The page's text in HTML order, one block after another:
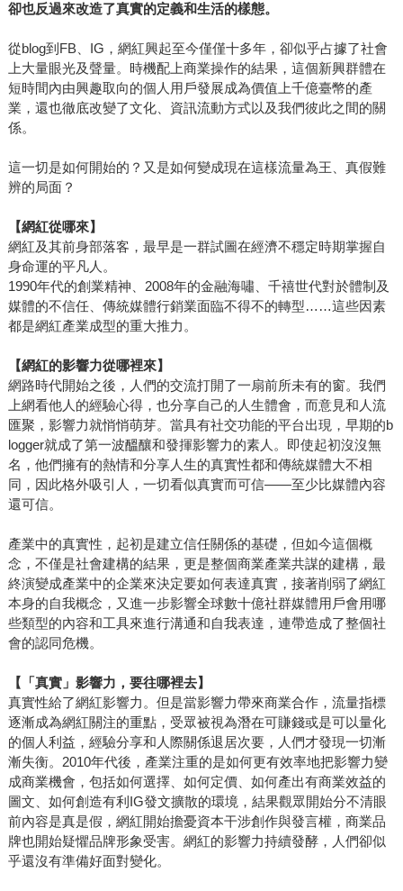
卻也反過來改造了真實的定義和生活的樣態。
從blog到FB、IG，網紅興起至今僅僅十多年，卻似乎占據了社會
上大量眼光及聲量。時機配上商業操作的結果，這個新興群體在
短時間內由興趣取向的個人用戶發展成為價值上千億臺幣的產
業，還也徹底改變了文化、資訊流動方式以及我們彼此之間的關
係。
這一切是如何開始的？又是如何變成現在這樣流量為王、真假難
辨的局面？
【網紅從哪來】
網紅及其前身部落客，最早是一群試圖在經濟不穩定時期掌握自
身命運的平凡人。
1990年代的創業精神、2008年的金融海嘯、千禧世代對於體制及
媒體的不信任、傳統媒體行銷業面臨不得不的轉型……這些因素
都是網紅產業成型的重大推力。
【網紅的影響力從哪裡來】
網路時代開始之後，人們的交流打開了一扇前所未有的窗。我們
上網看他人的經驗心得，也分享自己的人生體會，而意見和人流
匯聚，影響力就悄悄萌芽。當具有社交功能的平台出現，早期的b
logger就成了第一波醞釀和發揮影響力的素人。即使起初沒沒無
名，他們擁有的熱情和分享人生的真實性都和傳統媒體大不相
同，因此格外吸引人，一切看似真實而可信——至少比媒體內容
還可信。
產業中的真實性，起初是建立信任關係的基礎，但如今這個概
念，不僅是社會建構的結果，更是整個商業產業共謀的建構，最
終演變成產業中的企業來決定要如何表達真實，接著削弱了網紅
本身的自我概念，又進一步影響全球數十億社群媒體用戶會用哪
些類型的內容和工具來進行溝通和自我表達，連帶造成了整個社
會的認同危機。
【「真實」影響力，要往哪裡去】
真實性給了網紅影響力。但是當影響力帶來商業合作，流量指標
逐漸成為網紅關注的重點，受眾被視為潛在可賺錢或是可以量化
的個人利益，經驗分享和人際關係退居次要，人們才發現一切漸
漸失衡。2010年代後，產業注重的是如何更有效率地把影響力變
成商業機會，包括如何選擇、如何定價、如何產出有商業效益的
圖文、如何創造有利IG發文擴散的環境，結果觀眾開始分不清眼
前內容是真是假，網紅開始擔憂資本干涉創作與發言權，商業品
牌也開始疑懼品牌形象受害。網紅的影響力持續發酵，人們卻似
乎還沒有準備好面對變化。